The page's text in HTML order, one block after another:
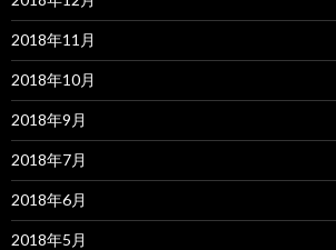
2018年11月
2018年10月
2018年9月
2018年7月
2018年6月
2018年5月